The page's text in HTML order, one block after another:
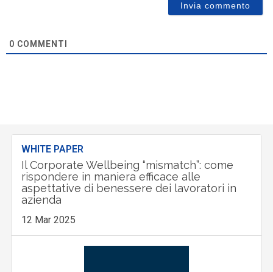
0 COMMENTI
WHITE PAPER
Il Corporate Wellbeing “mismatch”: come
rispondere in maniera efficace alle
aspettative di benessere dei lavoratori in
azienda
12 Mar 2025